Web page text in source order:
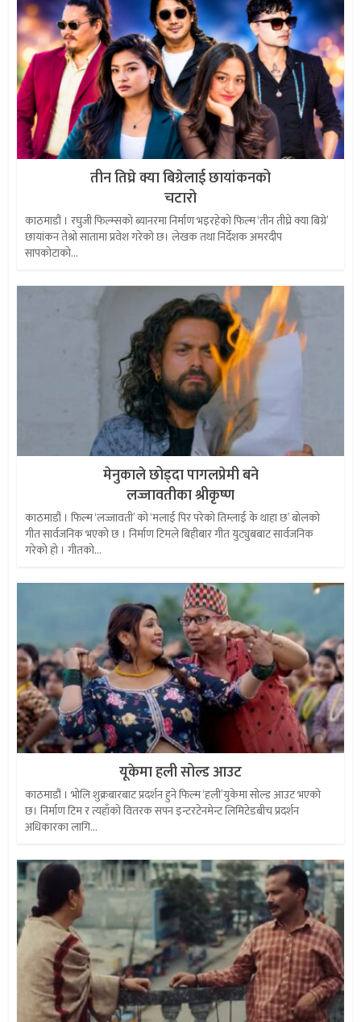
तीन तिघ्रे क्या बिग्रेलाई छायांकनको
चटारो
काठमाडौं । रघुजी फिल्म्सको ब्यानरमा निर्माण भइरहेको फिल्म ‘तीन तीघ्रे क्या बिग्रे’
छायांकन तेश्रो सातामा प्रवेश गरेको छ। लेखक तथा निर्देशक अमरदीप
सापकोटाको...
मेनुकाले छोड्दा पागलप्रेमी बने
लज्जावतीका श्रीकृष्ण
काठमाडौं । फिल्म ‘लज्जावती’ को ‘मलाई पिर परेको तिम्लाई के थाहा छ’ बोलको
गीत सार्वजनिक भएको छ । निर्माण टिमले बिहीबार गीत युट्युबबाट सार्वजनिक
गरेको हो । गीतको...
यूकेमा हली सोल्ड आउट
काठमाडौं । भोलि शुक्रबारबाट प्रदर्शन हुने फिल्म ‘हली’युकेमा सोल्ड आउट भएको
छ। निर्माण टिम र त्यहाँको वितरक सपन इन्टरटेनमेन्ट लिमिटेडबीच प्रदर्शन
अधिकारका लागि...